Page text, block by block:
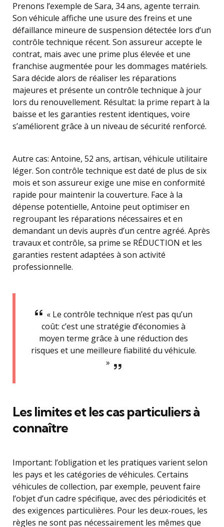
Prenons l’exemple de Sara, 34 ans, agente terrain.
Son véhicule affiche une usure des freins et une
défaillance mineure de suspension détectée lors d’un
contrôle technique récent. Son assureur accepte le
contrat, mais avec une prime plus élevée et une
franchise augmentée pour les dommages matériels.
Sara décide alors de réaliser les réparations
majeures et présente un contrôle technique à jour
lors du renouvellement. Résultat: la prime repart à la
baisse et les garanties restent identiques, voire
s’améliorent grâce à un niveau de sécurité renforcé.
Autre cas: Antoine, 52 ans, artisan, véhicule utilitaire
léger. Son contrôle technique est daté de plus de six
mois et son assureur exige une mise en conformité
rapide pour maintenir la couverture. Face à la
dépense potentielle, Antoine peut optimiser en
regroupant les réparations nécessaires et en
demandant un devis auprès d’un centre agréé. Après
travaux et contrôle, sa prime se RÉDUCTION et les
garanties restent adaptées à son activité
professionnelle.
« Le contrôle technique n’est pas qu’un
coût: c’est une stratégie d’économies à
moyen terme grâce à une réduction des
risques et une meilleure fiabilité du véhicule.
»
Les limites et les cas particuliers à
connaître
Important: l’obligation et les pratiques varient selon
les pays et les catégories de véhicules. Certains
véhicules de collection, par exemple, peuvent faire
l’objet d’un cadre spécifique, avec des périodicités et
des exigences particulières. Pour les deux-roues, les
règles ne sont pas nécessairement les mêmes que